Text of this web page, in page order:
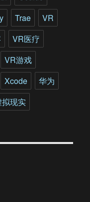
Trae
VR
VR医疗
VR游戏
Xcode
华为
拟现实